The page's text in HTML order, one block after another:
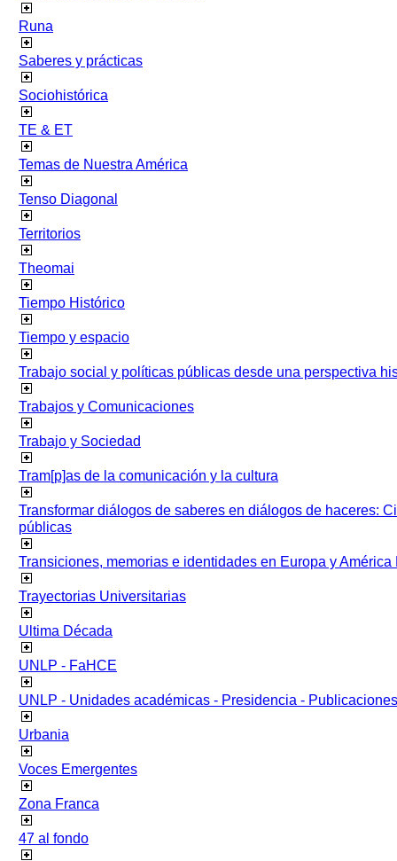
Runa
Saberes y prácticas
Sociohistórica
TE & ET
Temas de Nuestra América
Tenso Diagonal
Territorios
Theomai
Tiempo Histórico
Tiempo y espacio
Trabajo social y políticas públicas desde una perspectiva
Trabajos y Comunicaciones
Trabajo y Sociedad
Tram[p]as de la comunicación y la cultura
Transformar diálogos de saberes en diálogos de haceres:
públicas
Transiciones, memorias e identidades en Europa y América
Trayectorias Universitarias
Ultima Década
UNLP - FaHCE
UNLP - Unidades académicas - Presidencia - Publicaciones
Urbania
Voces Emergentes
Zona Franca
47 al fondo